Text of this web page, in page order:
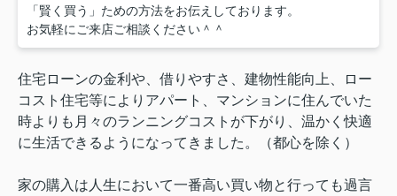
「賢く買う」ための方法をお伝えしております。
お気軽にご来店ご相談ください＾＾
住宅ローンの金利や、借りやすさ、建物性能向上、ロー
コスト住宅等により アパート、マンションに住んでいた
時よりも月々のランニングコストが下がり、温かく快適
に生活できるようになってきました。（都心を除く）
家の購入は人生において一番高い買い物と行っても過言